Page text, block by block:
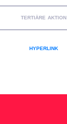
TERTIÄRE AKTION
HYPERLINK